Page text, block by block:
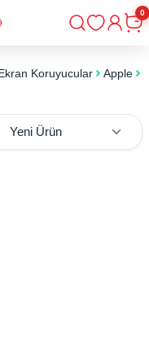
Giriş
0
Koruyucular Apple